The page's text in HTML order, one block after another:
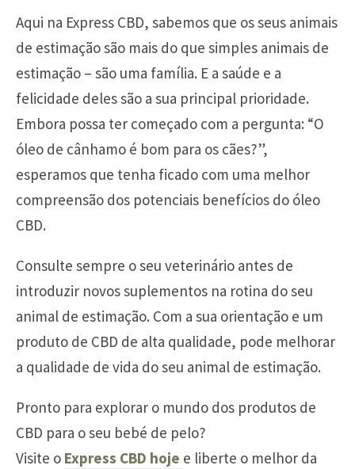
Aqui na Express CBD, sabemos que os seus animais
de estimação são mais do que simples animais de
estimação – são uma família. E a saúde e a
felicidade deles são a sua principal prioridade.
Embora possa ter começado com a pergunta: “O
óleo de cânhamo é bom para os cães?”,
esperamos que tenha ficado com uma melhor
compreensão dos potenciais benefícios do óleo
CBD.
Consulte sempre o seu veterinário antes de
introduzir novos suplementos na rotina do seu
animal de estimação. Com a sua orientação e um
produto de CBD de alta qualidade, pode melhorar
a qualidade de vida do seu animal de estimação.
Pronto para explorar o mundo dos produtos de
CBD para o seu bebé de pelo?
Visite o Express CBD hoje e liberte o melhor da